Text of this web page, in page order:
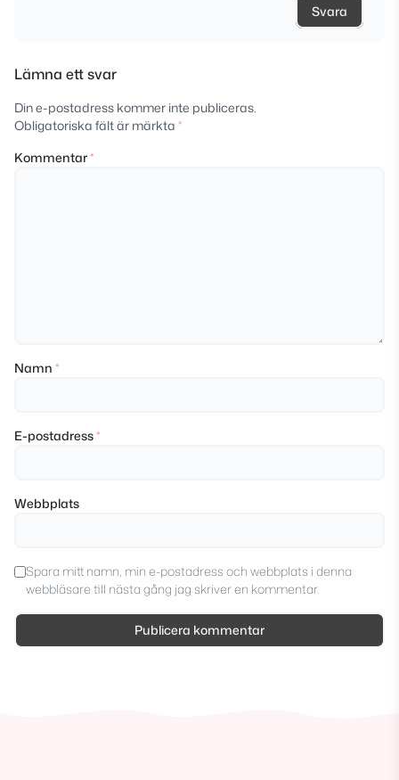
Svara
Lämna ett svar
Din e-postadress kommer inte publiceras.
Obligatoriska fält är märkta *
Kommentar*
Namn *
E-postadress*
Webbplats
Spara mitt namn, min e-postadress och webbplats i denna
webbläsare till nästa gång jag skriver en kommentar.